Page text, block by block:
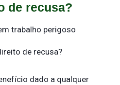
de recusa?
de recusa?
dado a qualquer